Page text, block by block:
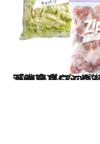
2020.6.24
「ジップロック」で鶏肉が大変身 プロが絶賛する下味冷凍
ライフスタイル